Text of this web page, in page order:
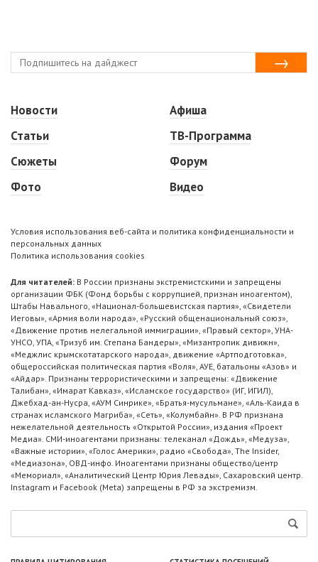
Новости
Статьи
Сюжеты
Фото
Афиша
ТВ-Программа
Форум
Видео
Условия использования веб-сайта и политика конфиденциальности и
персональных данных
Политика использования cookies
Для читателей: В России признаны экстремистскими и запрещены
организации ФБК (Фонд борьбы с коррупцией, признан иноагентом),
Штабы Навального, «Национал-большевистская партия», «Свидетели
Иеговы», «Армия воли народа», «Русский общенациональный союз»,
«Движение против нелегальной иммиграции», «Правый сектор», УНА-
УНСО, УПА, «Тризуб им. Степана Бандеры», «Мизантропик дивижн»,
«Меджлис крымскотатарского народа», движение «Артподготовка»,
общероссийская политическая партия «Воля», АУЕ, батальоны «Азов» и
«Айдар». Признаны террористическими и запрещены: «Движение
Талибан», «Имарат Кавказ», «Исламское государство» (ИГ, ИГИЛ),
Джебхад-ан-Нусра, «АУМ Синрике», «Братья-мусульмане», «Аль-Каида в
странах исламского Магриба», «Сеть», «Колумбайн». В РФ признана
нежелательной деятельность «Открытой России», издания «Проект
Медиа». СМИ-иноагентами признаны: телеканал «Дождь», «Медуза»,
«Важные истории», «Голос Америки», радио «Свобода», The Insider,
«Медиазона», ОВД-инфо. Иноагентами признаны общество/центр
«Мемориал», «Аналитический Центр Юрия Левады», Сахаровский центр.
Instagram и Facebook (Metа) запрещены в РФ за экстремизм.